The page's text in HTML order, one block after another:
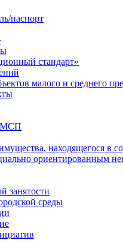
паспорт
стандарт»
малого и среднего
МСП
находящегося в
ориентированным
занятости
среды